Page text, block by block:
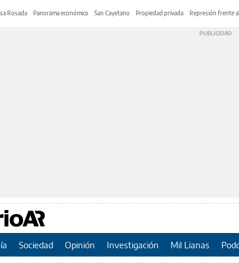
Rosada Panorama económico San Cayetano Propiedad privada Represión frente
Sociedad Opinión Investigación Mil Lianas